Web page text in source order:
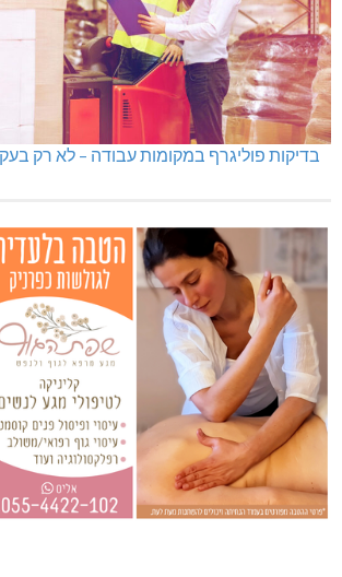
בדיקות פוליגרף במקומות עבודה – לא רק